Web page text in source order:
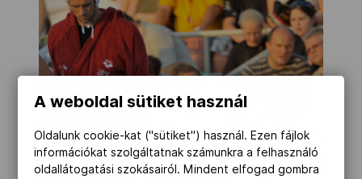
A weboldal sütiket használ
Oldalunk cookie-kat ("sütiket") használ. Ezen fájlok
információkat szolgáltatnak számunkra a felhasználó
oldallátogatási szokásairól. Mindent elfogad gombra